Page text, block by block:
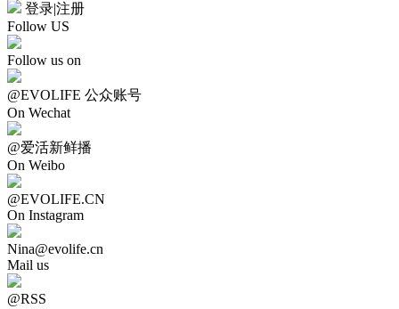
登录|注册
Follow US
Follow us on
@EVOLIFE 公众账号
On Wechat
@爱活新鲜播
On Weibo
@EVOLIFE.CN
On Instagram
Nina@evolife.cn
Mail us
@RSS